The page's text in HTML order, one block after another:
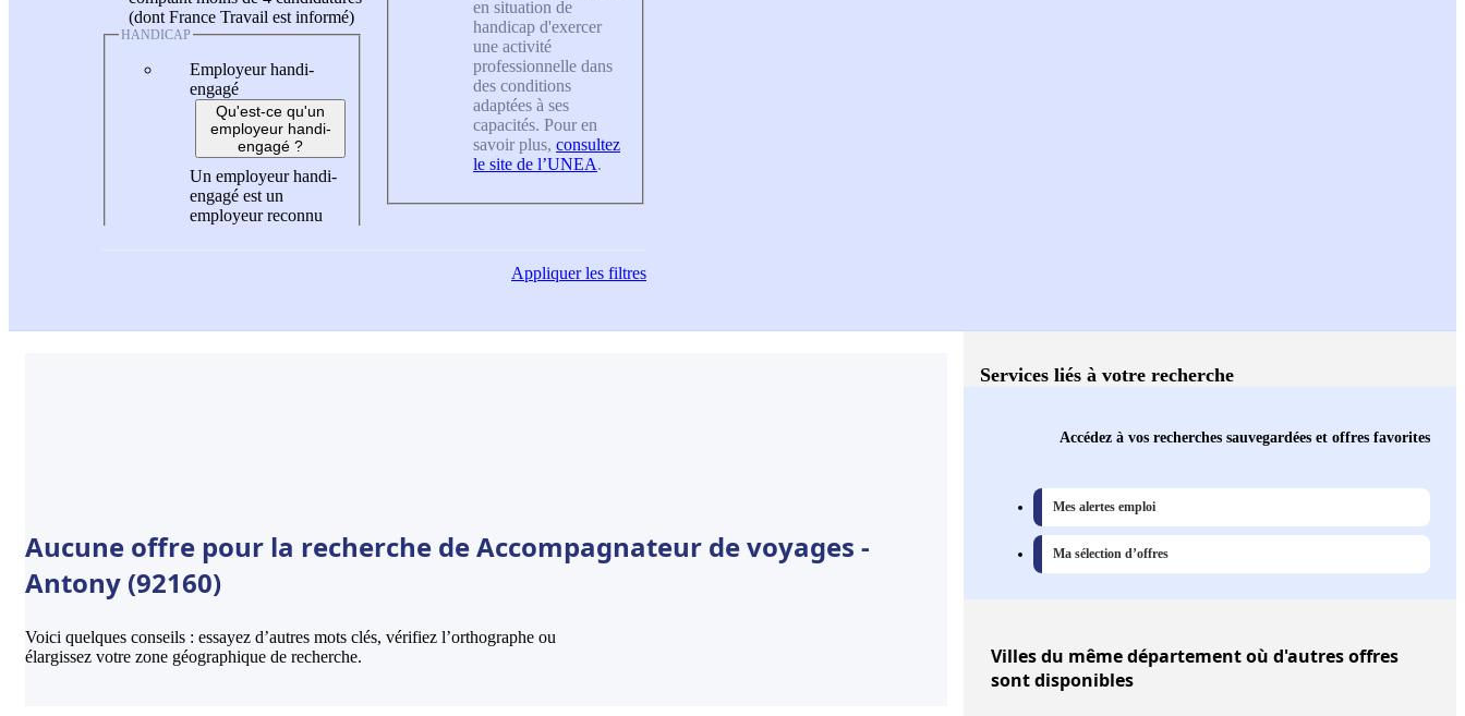
(dont France Travail est informé)
HANDICAP
Employeur handi-
engagé
Qu'est-ce qu'un
employeur handi-
engagé ?
Un employeur handi-
engagé est un
employeur reconnu
en situation de
handicap d'exercer
une activité
professionnelle dans
des conditions
adaptées à ses
capacités. Pour en
savoir plus, consultez
le site de l’UNEA.
Appliquerles filtres
Aucune offre pour la recherche de Accompagnateur de voyages -
Antony (92160)
Voici quelques conseils : essayez d’autres mots clés, vérifiez l’orthographe ou
élargissez votre zone géographique de recherche.
Services liés à votre recherche
Accédez à vos recherches sauvegardées et offres favorites
Mes alertes emploi
Ma sélection d’offres
Villesdu même département où d'autres offres
sont disponibles